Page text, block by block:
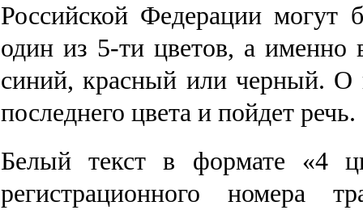
Российской Федерации могут
один из 5-ти цветов, а
синий, красный или черный. О
последнего цвета и пойдет речь.
Белый текст в формате «4
регистрационного номера